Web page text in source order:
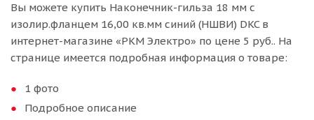
Вы можете купить Наконечник-гильза 18 мм с
изолир.фланцем 16,00 кв.мм синий (НШВИ) DKC в
интернет-магазине «РКМ Электро» по цене 5 руб.. На
странице имеется подробная информация о товаре:
1 фото
Подробное описание